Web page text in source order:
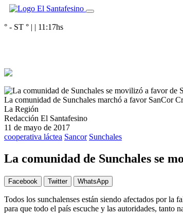
° - ST ° | | 11:17hs
La comunidad de Sunchales marchó a favor SanCor
La Región
Redacción El Santafesino
11 de mayo de 2017
cooperativa láctea Sancor Sunchales
La comunidad de Sunchales se
Facebook Twitter WhatsApp
Todos los sunchalenses están siendo afectados por la
para que todo el país escuche y las autoridades, tanto